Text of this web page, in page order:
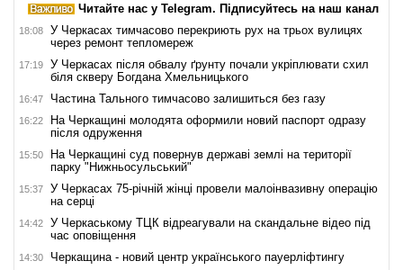
Читайте нас у Telegram. Підписуйтесь на наш канал
18:08
У Черкасах тимчасово перекриють рух на трьох вулицях
через ремонт тепломереж
17:19
У Черкасах після обвалу ґрунту почали укріплювати схил
біля скверу Богдана Хмельницького
16:47 Частина Тального тимчасово залишиться без газу
16:22
На Черкащині молодята оформили новий паспорт одразу
після одруження
15:50
На Черкащині суд повернув державі землі на території
парку "Нижньосульський"
15:37
У Черкасах 75-річній жінці провели малоінвазивну операцію
на серці
14:42
У Черкаському ТЦК відреагували на скандальне відео під
час оповіщення
14:30 Черкащина - новий центр українського пауерліфтингу